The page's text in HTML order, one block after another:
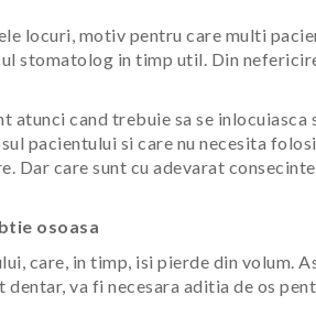
locuri, motiv pentru care multi
stomatolog in timp util. Din
atunci cand trebuie sa se inlocuiasca
pacientului si care nu necesita
Dar care sunt cu adevarat
osoasa
care, in timp, isi pierde din volum.
va fi necesara aditia de os